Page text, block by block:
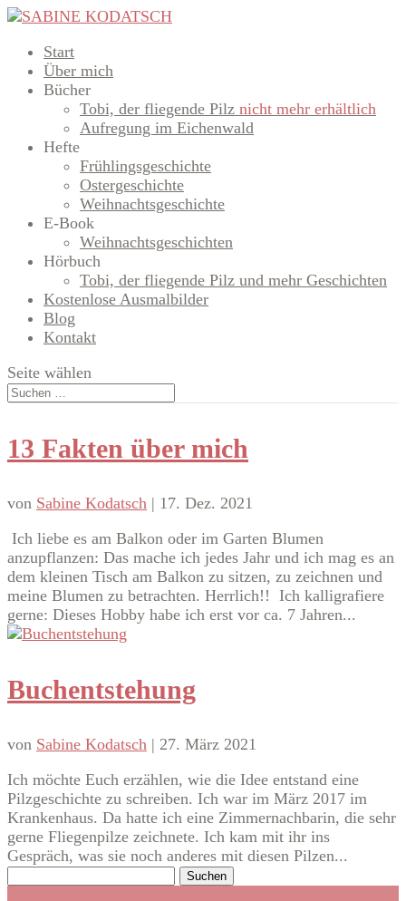
Start
Über mich
Bücher
Tobi, der fliegende Pilz nicht mehr erhältlich
Aufregung im Eichenwald
Hefte
Frühlingsgeschichte
Ostergeschichte
Weihnachtsgeschichte
E-Book
Weihnachtsgeschichten
Hörbuch
Tobi, der fliegende Pilz und mehr Geschichten
Kostenlose Ausmalbilder
Blog
Kontakt
Seite wählen
13 Fakten über mich
von Sabine Kodatsch | 17. Dez. 2021
Ich liebe es am Balkon oder im Garten Blumen
anzupflanzen: Das mache ich jedes Jahr und ich mag es an
dem kleinen Tisch am Balkon zu sitzen, zu zeichnen und
meine Blumen zu betrachten. Herrlich!! Ich kalligrafiere
gerne: Dieses Hobby habe ich erst vor ca. 7 Jahren...
Buchentstehung
von Sabine Kodatsch | 27. März 2021
Ich möchte Euch erzählen, wie die Idee entstand eine
Pilzgeschichte zu schreiben. Ich war im März 2017 im
Krankenhaus. Da hatte ich eine Zimmernachbarin, die sehr
gerne Fliegenpilze zeichnete. Ich kam mit ihr ins
Gespräch, was sie noch anderes mit diesen Pilzen...
Suchen